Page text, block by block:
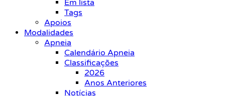
Em lista
Tags
Apoios
Modalidades
Apneia
Calendário Apneia
Classificações
2026
Anos Anteriores
Notícias